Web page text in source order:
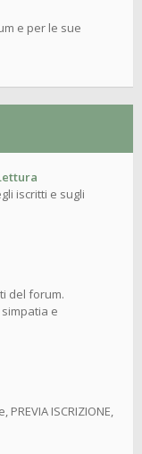
e per le sue
iscritti e sugli
del forum.
e
ISCRIZIONE,